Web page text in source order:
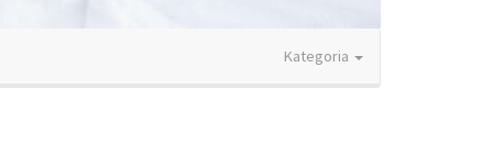
Kategoria